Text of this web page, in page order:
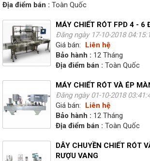
Địa điểm bán : Toàn Quốc
MÁY CHIẾT RÓT FPD 4 - 6
Đăng ngày 17-10-2018
Giá bán:
Liên hệ
Bảo hành : 12 Tháng
Địa điểm bán : Toàn Quốc
MÁY CHIẾT RÓT VÀ ÉP
Đăng ngày 01-10-2018
Giá bán:
Liên hệ
Bảo hành : 12 Tháng
Địa điểm bán : Toàn Quốc
DÂY CHUYỀN CHIẾT RÓT
RƯỢU VANG